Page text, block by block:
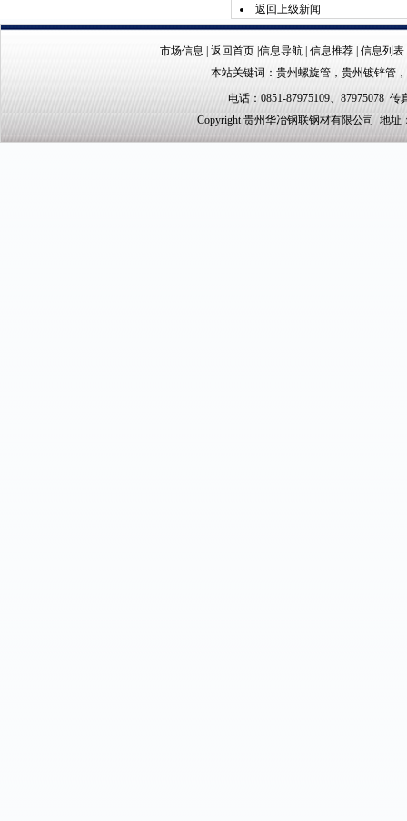
返回上级新闻
市场信息 返回首页| 信息导航| 信息推荐| 信息列表
本站关键词： 贵州螺旋管 ， 贵州镀锌管 ，
电话：0851-87975109、87975078
Copyright 贵州华冶钢联钢材有限公司 地